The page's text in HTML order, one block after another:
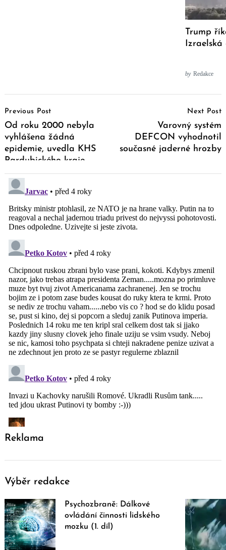
Trump
by Redakce
Navigation
Previous Post
Od roku 2000 nebyla
vyhlášena žádná
epidemie, uvedla KHS
Pardubického kraje
Next Post
Varovný systém
DEFCON vyhodnotil
současné jaderné hrozby
Reklama
Výběr redakce
Psychozbraně: Dálkové
ovládání činnosti lidského
mozku (1. díl)